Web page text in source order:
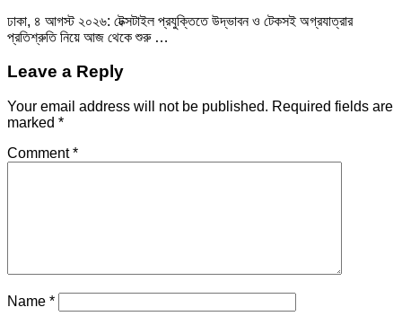
ঢাকা, ৪ আগস্ট ২০২৬: টেক্সটাইল প্রযুক্তিতে উদ্ভাবন ও টেকসই অগ্রযাত্রার
প্রতিশ্রুতি নিয়ে আজ থেকে শুরু …
Leave a Reply
Your email address will not be published. Required fields are
marked *
Comment*
Name *